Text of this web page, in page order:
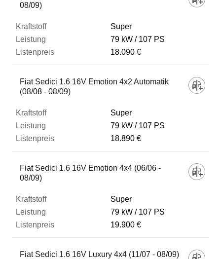
08/09)
Super
79 kW
107 PS
18.090 €
Fiat Sedici 1.6 16V Emotion 4x2 Automatik
(08/08 - 08/09)
Super
79 kW
107 PS
18.890 €
Fiat Sedici 1.6 16V Emotion 4x4 (06/06 -
08/09)
Super
79 kW
107 PS
19.900 €
Fiat Sedici 1.6 16V Luxury 4x4 (11/07 - 08/09)